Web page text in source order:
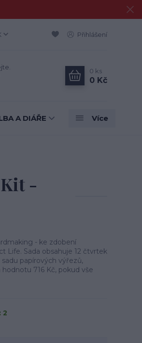
Přihlášení
0 ks
0 Kč
A DIÁŘE Více
-
- ke zdobení
Life. Sada obsahuje 12 čtvrtek
papírových výřezů,
716 Kč, pokud vše
2